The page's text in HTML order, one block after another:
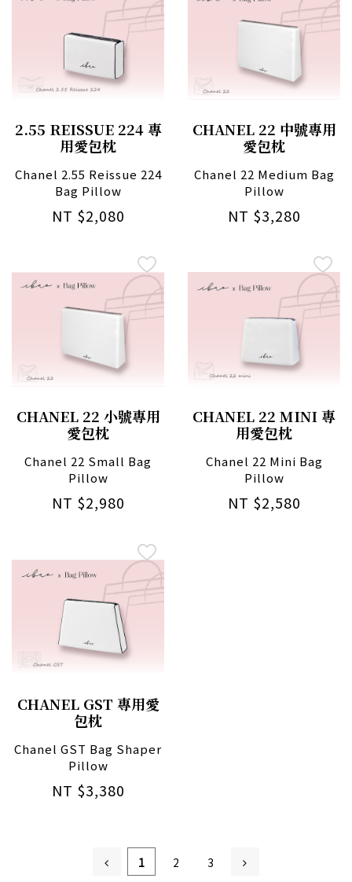
2.55 REISSUE 224 專
用愛包枕
Chanel 2.55 Reissue 224
Bag Pillow
NT $2,080
CHANEL 22 中號專用
愛包枕
Chanel 22 Medium Bag
Pillow
NT $3,280
CHANEL 22 小號專用
愛包枕
Chanel 22 Small Bag
Pillow
NT $2,980
CHANEL 22 MINI 專
用愛包枕
Chanel 22 Mini Bag
Pillow
NT $2,580
CHANEL GST 專用愛
包枕
Chanel GST Bag Shaper
Pillow
NT $3,380
1 2 3